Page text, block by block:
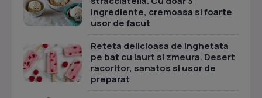
ingrediente, cremoasa si foarte
usor de facut
Reteta delicioasa de inghetata
pe bat cu iaurt si zmeura. Desert
racoritor, sanatos si usor de
preparat